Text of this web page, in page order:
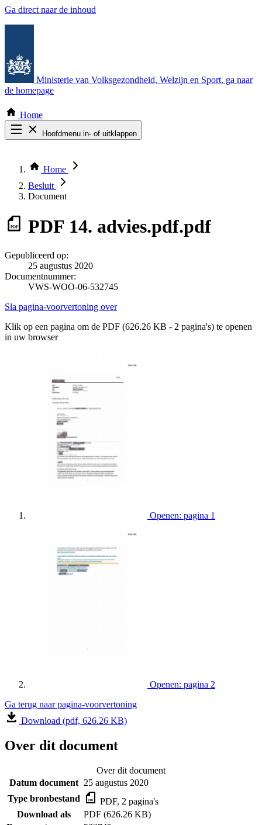
Ga direct naar de inhoud
Ministerie van Volksgezondheid, Welzijn en Sport, ga naar
de homepage
Home
Hoofdmenu in- of uitklappen
Thema COVID-19
Bekijk per bestuursorgaan
Home
Besluit
Document
PDF 14. advies.pdf.pdf
Gepubliceerd op:
25 augustus 2020
Documentnummer:
VWS-WOO-06-532745
Sla pagina-voorvertoning over
Klik op een pagina om de PDF (626.26 KB - 2 pagina's) te openen
in uw browser
Openen: pagina 1
Openen: pagina 2
Ga terug naar pagina-voorvertoning
Download (pdf, 626.26 KB)
Over dit document
Over dit document
Datum document 25 augustus 2020
Type bronbestand
PDF, 2 pagina's
Download als
PDF (626.26 KB)